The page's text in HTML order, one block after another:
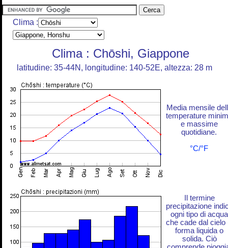
Clima :
Clima : Chōshi, Giappone
latitudine: 35-44N, longitudine: 140-52E, altezza: 28 m
Media mensile
temperature
e massime
quotidiane.
°C/°F
Il termine
precipitazione
ogni tipo di acqua
che cade dal cielo
forma liquida o
solida. Ciò